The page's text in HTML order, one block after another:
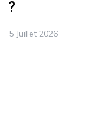
?
5 Juillet 2026